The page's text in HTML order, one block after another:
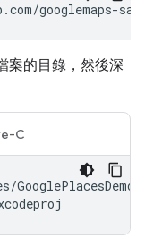
googlemaps-
案的目錄，然後深
C